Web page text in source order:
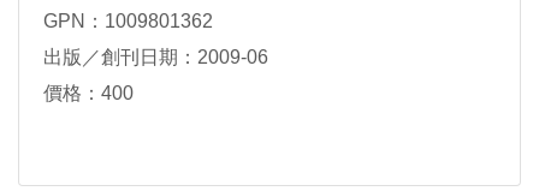
GPN：1009801362
出版／創刊日期：2009-06
價格：400